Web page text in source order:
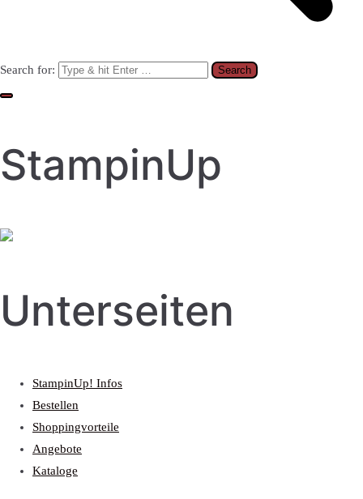
Search for:
StampinUp
Unterseiten
StampinUp! Infos
Bestellen
Shoppingvorteile
Angebote
Kataloge